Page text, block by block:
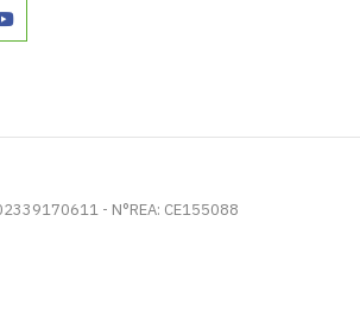
- N°REA: CE155088